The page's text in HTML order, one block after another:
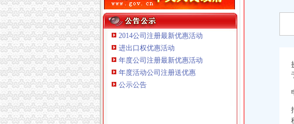
2014公司注册最新优惠活动
进出口权优惠活动
年度公司注册最新优惠活动
年度活动公司注册送优惠
公示公告
重庆臣夫商贸有限公司 （执照专让）
重庆市优研房地产营销策划有限公司
重庆饰知广告传媒有限公司 渝中50万 （工商注册）